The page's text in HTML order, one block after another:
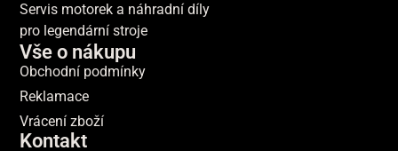
Servis motorek a náhradní díly
pro legendární stroje
Vše o nákupu
Obchodní podmínky
Reklamace
Vrácení zboží
Kontakt